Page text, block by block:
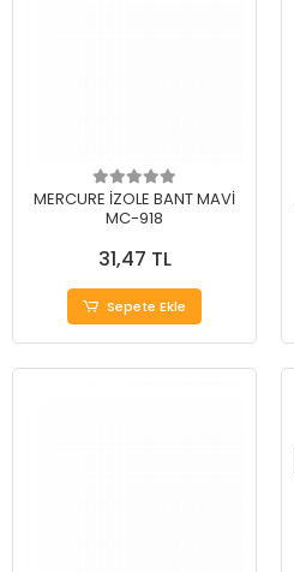
MERCURE İZOLE BANT MAVİ
MC-918
31,47 TL
Sepete Ekle